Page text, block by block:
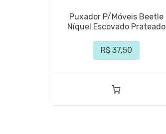
Puxador P/Móveis Beetle
Níquel Escovado Prateado
R$ 37,50